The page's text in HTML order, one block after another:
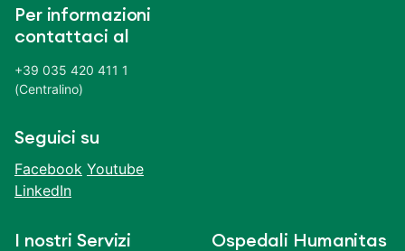
Per informazioni
contattaci al
+39 035 420 411 1
(Centralino)
Seguici su
Facebook Youtube
LinkedIn
I nostri Servizi Ospedali Humanitas